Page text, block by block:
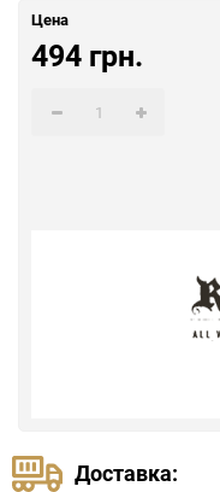
Цена
494 грн.
Доставка: